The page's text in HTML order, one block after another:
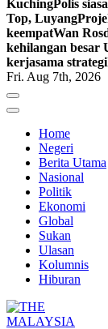
KuchingPolis
Top, Luyang
keempatWan
kehilangan besar
kerjasama
Fri. Aug 7th, 2026
Home
Negeri
Berita Utama
Nasional
Politik
Ekonomi
Global
Sukan
Ulasan
Kolumnis
Hiburan